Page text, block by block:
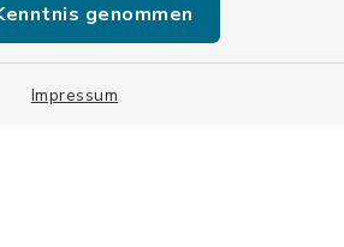
genommen
Impressum
ISIS 12
Sitemap